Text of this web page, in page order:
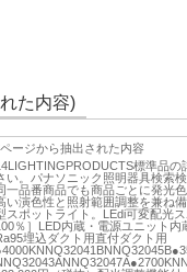
た内容)
ージから抽出された内容
標準品
い。パナソニック照明器具検索
一品番商品でも商品ごとに発光
い演色性と照射範囲調整を兼ね
スポットライト。LEdi可変配光
％］LED内蔵・電源ユニット内
埋込ダクト用直付ダクト用